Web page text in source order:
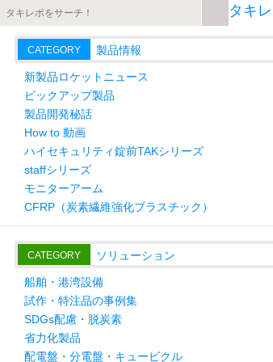
タキ
CATEGORY 製品情報
新製品ロケットニュース
ピックアップ製品
製品開発秘話
How to 動画
ハイセキュリティ錠前TAKシリーズ
staffシリーズ
モニターアーム
CFRP（炭素繊維強化プラスチック）
CATEGORY ソリューション
船舶・港湾設備
試作・特注品の事例集
SDGs配慮・脱炭素
省力化製品
配電盤・分電盤・キュービクル